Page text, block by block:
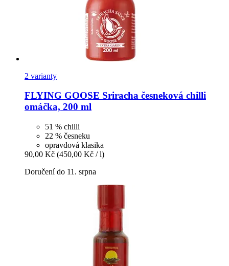
2 varianty
FLYING GOOSE Sriracha česneková chilli
omáčka, 200 ml
51 % chilli
22 % česneku
opravdová klasika
90,00 Kč (450,00 Kč / l)
Doručení do 11. srpna